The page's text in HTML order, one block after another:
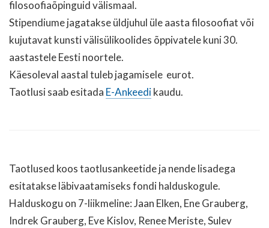
filosoofiaõpinguid välismaal.
Stipendiume jagatakse üldjuhul üle aasta filosoofiat või
kujutavat kunsti välisülikoolides õppivatele kuni 30.
aastastele Eesti noortele.
Käesoleval aastal tuleb jagamisele eurot.
Taotlusi saab esitada E-Ankeedikaudu.
Taotlused koos taotlusankeetide ja nende lisadega
esitatakse läbivaatamiseks fondi halduskogule.
Halduskogu on 7-liikmeline: Jaan Elken, Ene Grauberg,
Indrek Grauberg, Eve Kislov, Renee Meriste, Sulev